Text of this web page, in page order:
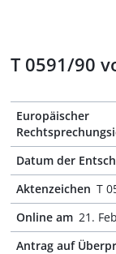
T 0591/90
Europäischer
Datum der
Aktenzeichen T
Online am 21.
Antrag auf